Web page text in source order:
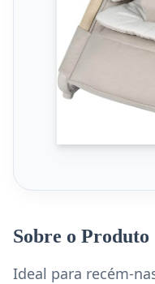
Sobre o Produto
Ideal para recém-